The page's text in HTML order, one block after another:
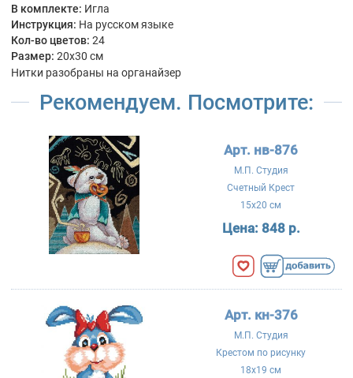
В комплекте: Игла
Инструкция: На русском языке
Кол-во цветов: 24
Размер: 20x30 см
Нитки разобраны на органайзер
Рекомендуем. Посмотрите:
Арт. нв-876
М.П. Студия
Счетный Крест
15x20 см
Цена: 848 р.
Арт. кн-376
М.П. Студия
Крестом по рисунку
18x19 см